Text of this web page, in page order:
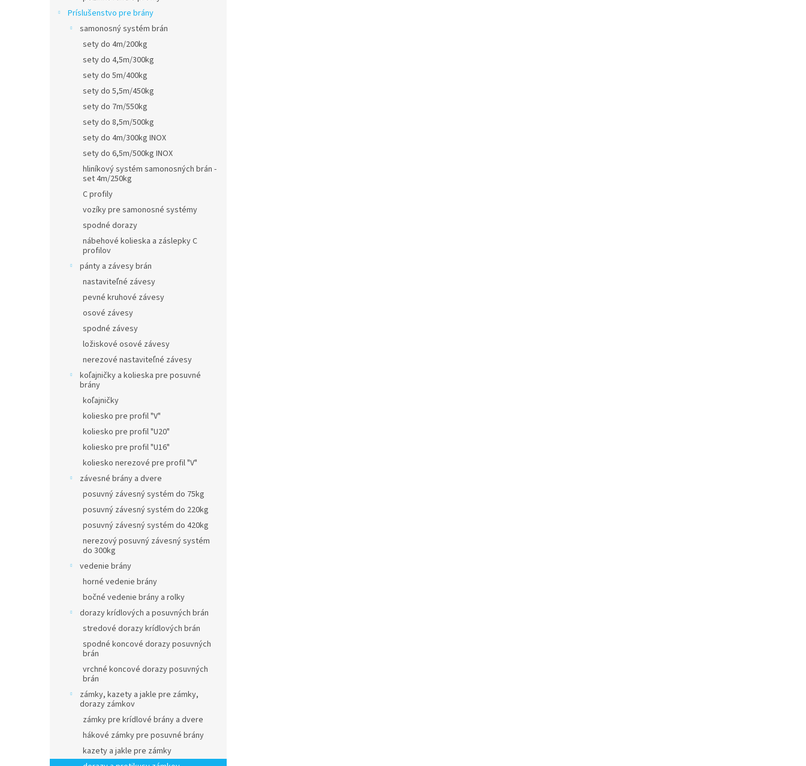
Príslušenstvo pre brány
samonosný systém brán
sety do 4m/200kg
sety do 4,5m/300kg
sety do 5m/400kg
sety do 5,5m/450kg
sety do 7m/550kg
sety do 8,5m/500kg
sety do 4m/300kg INOX
sety do 6,5m/500kg INOX
hliníkový systém samonosných brán -
set 4m/250kg
C profily
vozíky pre samonosné systémy
spodné dorazy
nábehové kolieska a záslepky C
profilov
pánty a závesy brán
nastaviteľné závesy
pevné kruhové závesy
osové závesy
spodné závesy
ložiskové osové závesy
nerezové nastaviteľné závesy
koľajničky a kolieska pre posuvné
brány
koľajničky
koliesko pre profil "V"
koliesko pre profil "U20"
koliesko pre profil "U16"
koliesko nerezové pre profil "V"
závesné brány a dvere
posuvný závesný systém do 75kg
posuvný závesný systém do 220kg
posuvný závesný systém do 420kg
nerezový posuvný závesný systém
do 300kg
vedenie brány
horné vedenie brány
bočné vedenie brány a rolky
dorazy krídlových a posuvných brán
stredové dorazy krídlových brán
spodné koncové dorazy posuvných
brán
vrchné koncové dorazy posuvných
brán
zámky, kazety a jakle pre zámky,
dorazy zámkov
zámky pre krídlové brány a dvere
hákové zámky pre posuvné brány
kazety a jakle pre zámky